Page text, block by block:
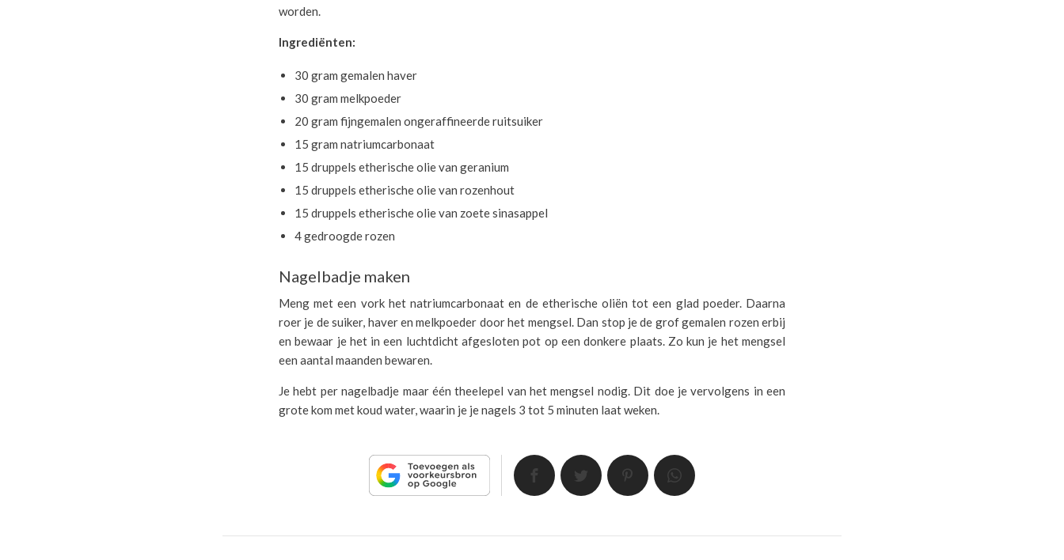
worden.
Ingrediënten:
30 gram gemalen haver
30 gram melkpoeder
20 gram fijngemalen ongeraffineerde ruitsuiker
15 gram natriumcarbonaat
15 druppels etherische olie van geranium
15 druppels etherische olie van rozenhout
15 druppels etherische olie van zoete sinasappel
4 gedroogde rozen
Nagelbadje maken
Meng met een vork het natriumcarbonaat en de etherische oliën tot een glad poeder. Daarna
roer je de suiker, haver en melkpoeder door het mengsel. Dan stop je de grof gemalen rozen erbij
en bewaar je het in een luchtdicht afgesloten pot op een donkere plaats. Zo kun je het mengsel
een aantal maanden bewaren.
Je hebt per nagelbadje maar één theelepel van het mengsel nodig. Dit doe je vervolgens in een
grote kom met koud water, waarin je je nagels 3 tot 5 minuten laat weken.